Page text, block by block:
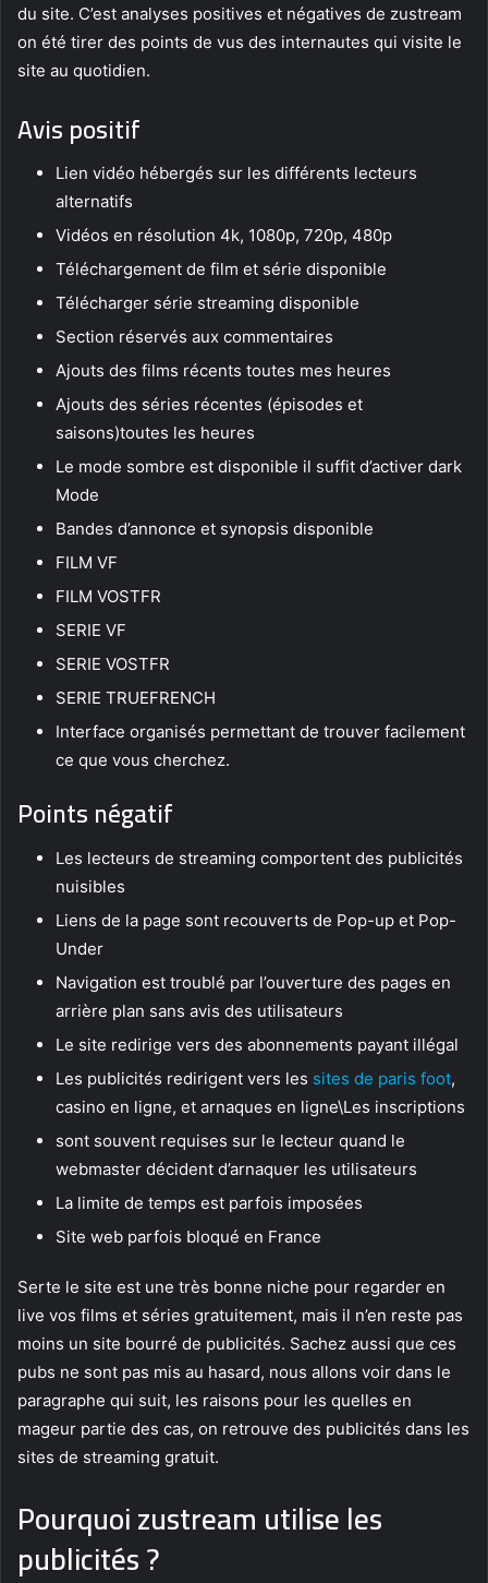
du site. C’est analyses positives et négatives de zustream
on été tirer des points de vus des internautes qui visite le
site au quotidien.
Avis positif
Lien vidéo hébergés sur les différents lecteurs
alternatifs
Vidéos en résolution 4k, 1080p, 720p, 480p
Téléchargement de film et série disponible
Télécharger série streaming disponible
Section réservés aux commentaires
Ajouts des films récents toutes mes heures
Ajouts des séries récentes (épisodes et
saisons)toutes les heures
Le mode sombre est disponible il suffit d’activer dark
Mode
Bandes d’annonce et synopsis disponible
FILM VF
FILM VOSTFR
SERIE VF
SERIE VOSTFR
SERIE TRUEFRENCH
Interface organisés permettant de trouver facilement
ce que vous cherchez.
Points négatif
Les lecteurs de streaming comportent des publicités
nuisibles
Liens de la page sont recouverts de Pop-up et Pop-
Under
Navigation est troublé par l’ouverture des pages en
arrière plan sans avis des utilisateurs
Le site redirige vers des abonnements payant illégal
Les publicités redirigent vers les sites de paris foot,
casino en ligne, et arnaques en ligne\Les inscriptions
sont souvent requises sur le lecteur quand le
webmaster décident d’arnaquer les utilisateurs
La limite de temps est parfois imposées
Site web parfois bloqué en France
Serte le site est une très bonne niche pour regarder en
live vos films et séries gratuitement, mais il n’en reste pas
moins un site bourré de publicités. Sachez aussi que ces
pubs ne sont pas mis au hasard, nous allons voir dans le
paragraphe qui suit, les raisons pour les quelles en
mageur partie des cas, on retrouve des publicités dans les
sites de streaming gratuit.
Pourquoi zustream utilise les
publicités ?